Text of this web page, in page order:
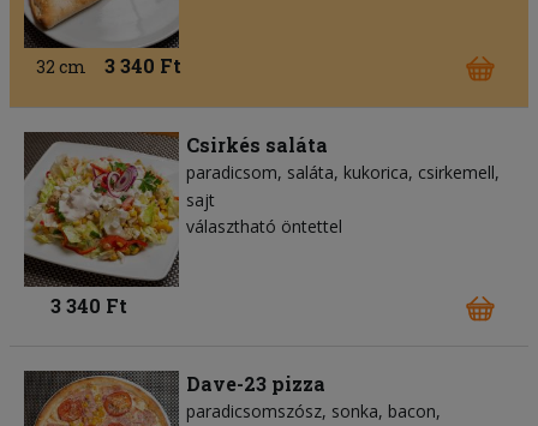
32 cm 3 340 Ft
Csirkés saláta
paradicsom saláta kukorica csirkemell
sajt
választható öntettel
3 340 Ft
Dave-23 pizza
paradicsomszósz sonka bacon